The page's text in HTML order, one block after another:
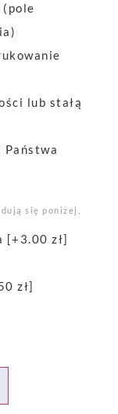
lub stałą
się poniżej.
[+3.00 zł]
zł]